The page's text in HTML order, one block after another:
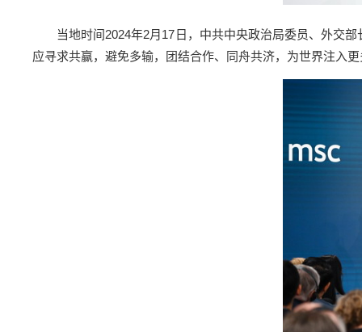
当地时间2024年2月17日，中共中央政治局委员、外交
应寻求共赢，避免多输，团结合作、同舟共济，为世界注入